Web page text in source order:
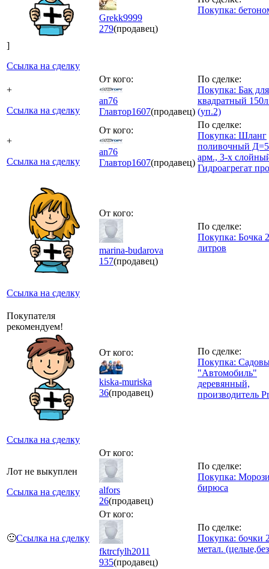
]
Ссылка на сделку
Grekk9999
279(продавец)
Покупка:
+
Ссылка на сделку
От кого:
an76
Главтор1607(продавец)
По сделке:
Покупка: Бак
квадратный
(уп.2)
+
Ссылка на сделку
От кого:
an76
Главтор1607(продавец)
По сделке:
Покупка: Шланг
поливочный
арм., 3-х
Гидроагрегат
Ссылка на сделку
От кого:
marina-budarova
157(продавец)
По сделке:
Покупка: Бочка
литров
Покупателя
рекомендуем!
Ссылка на сделку
От кого:
kiska-muriska
36(продавец)
По сделке:
Покупка:
"Автомобиль"
деревянный,
производитель
Лот не выкуплен
Ссылка на сделку
От кого:
alfors
26(продавец)
По сделке:
Покупка:
бирюса
🙂Ссылка на сделку
От кого:
fktrcfylh2011
935(продавец)
По сделке:
Покупка: бочки
метал.